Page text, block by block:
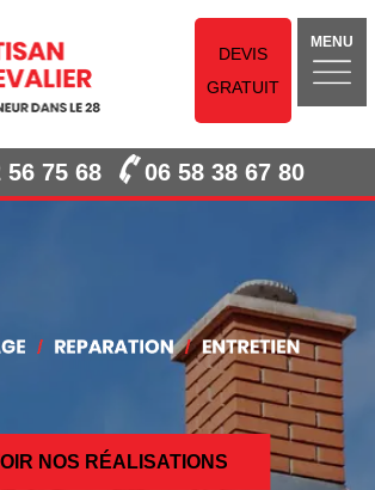
DEVIS
GRATUIT
MENU
56 75 68 06 58 38 67 80
NOS RÉALISATIONS